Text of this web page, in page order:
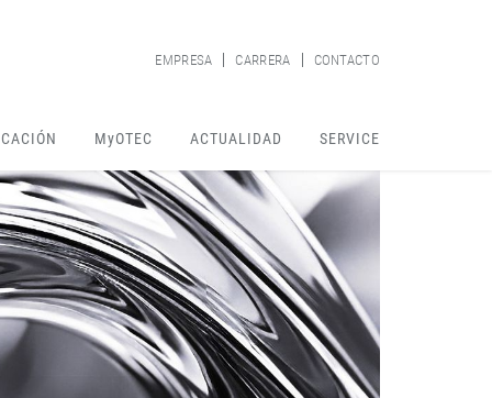
EMPRESA CARRERA CONTACTO
MyOTEC ACTUALIDAD SERVICE